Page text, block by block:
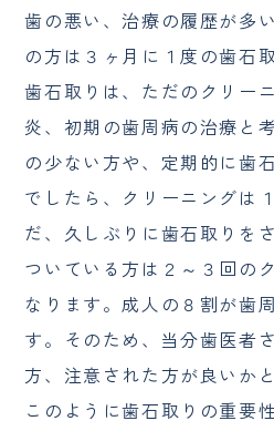
歯の悪い、治療の履歴が多
の方は３ヶ月に１度の歯石
歯石取りは、ただのクリー
炎、初期の歯周病の治療と
の少ない方や、定期的に歯
でしたら、クリーニングは
だ、久しぶりに歯石取りを
ついている方は２～３回の
なります。成人の８割が歯
す。そのため、当分歯医者
方、注意された方が良いか
このように歯石取りの重要